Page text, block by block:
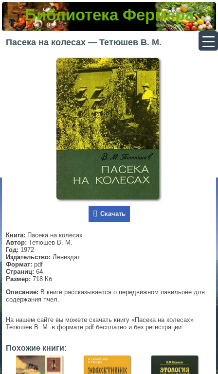
Библиотека Фермера
Пасека на колесах — Тетюшев В. М.
Скачать
Книга: Пасека на колесах
Автор: Тетюшев В. М.
Год: 1972
Издательство: Лениздат
Формат: pdf
Страниц: 64
Размер: 718 Кб
Описание: В книге рассказывается о передвижном павильоне для
содержания пчел.
На нашем сайте вы можете скачать книгу «Пасека на колесах»
Тетюшев В. М. в формате pdf бесплатно и без регистрации.
Похожие книги:
▼
▼
▼